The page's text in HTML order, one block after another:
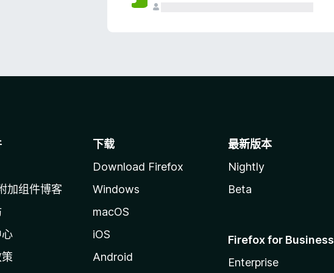
加组件博客
下载
Download Firefox
Windows
macOS
iOS
Android
最新版本
Nightly
Beta
Firefox for Business
Enterprise